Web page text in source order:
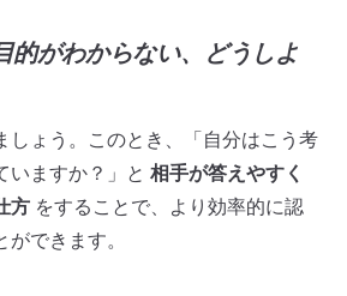
的がわからない、どうしよ
しょう。このとき、「自分はこう考
いますか？」と 相手が答えやすく
方 をすることで、より効率的に認
できます。